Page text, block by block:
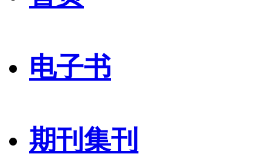
电子书
期刊集刊